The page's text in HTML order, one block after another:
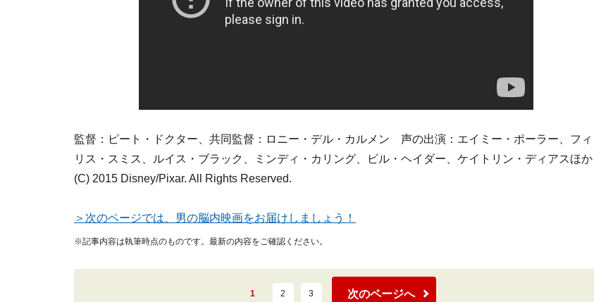
監督：ピート・ドクター、共同監督：ロニー・デル・カルメン 声の出演：エイミー・ポーラー、フィ
リス・スミス、ルイス・ブラック、ミンディ・カリング、ビル・ヘイダー、ケイトリン・ディアスほか
(C) 2015 Disney/Pixar. All Rights Reserved.
＞次のページでは、男の脳内映画をお届けしましょう！
※記事内容は執筆時点のものです。最新の内容をご確認ください。
1 2 3 次のページへ